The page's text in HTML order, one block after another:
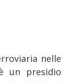
nelle
un presidio